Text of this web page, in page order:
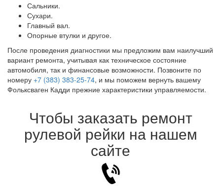
Сальники.
Сухари.
Главный вал.
Опорные втулки и другое.
После проведения диагностики мы предложим вам наилучший
вариант ремонта, учитывая как техническое состояние
автомобиля, так и финансовые возможности. Позвоните по
номеру +7 (383) 383-25-74, и мы поможем вернуть вашему
Фольксваген Кадди прежние характеристики управляемости.
Чтобы заказать ремонт
рулевой рейки на нашем
сайте